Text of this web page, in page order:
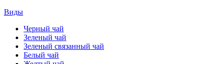
Виды
Черный чай
Зеленый чай
Зеленый связанный чай
Белый чай